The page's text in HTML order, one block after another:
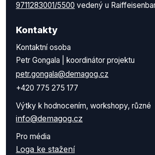
9711283001/5500 vedený u
Kontakty
Kontaktní osoba
Petr Gongala | koordinátor projektu
petr.gongala@demagog.cz
+420 775 275 177
Výtky k hodnocením, workshopy, různé
info@demagog.cz
Pro média
Loga ke stažení